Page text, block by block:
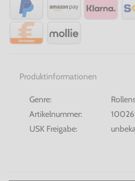
Produktinformationen
Genre:
Artikelnummer:
USK Freigabe: